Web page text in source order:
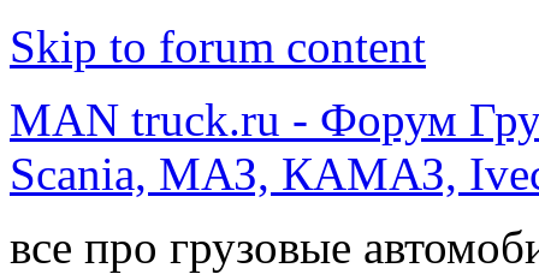
Skip to forum content
MAN truck.ru - Форум
Scania, МАЗ, КАМАЗ,
все про грузовые